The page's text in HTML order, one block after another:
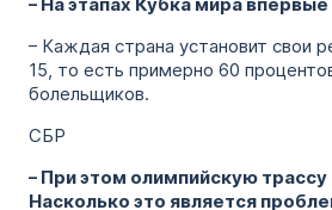
– На этапах Кубка мира
– Каждая страна установит свои
15, то есть примерно 60
болельщиков.
СБР
– При этом олимпийскую
Насколько это является